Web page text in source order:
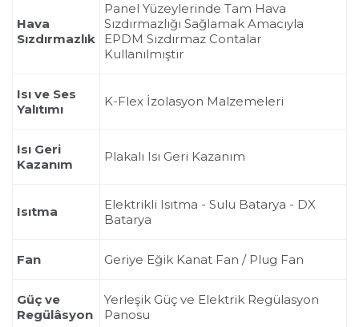
Hava
Sızdırmazlık
Panel Yüzeylerinde Tam Hava
Sızdırmazlığı Sağlamak Amacıyla
EPDM Sızdırmaz Contalar
Kullanılmıştır
Isı ve Ses
Yalıtımı
K-Flex İzolasyon Malzemeleri
Isı Geri
Kazanım
Plakalı Isı Geri Kazanım
Isıtma
Elektrikli Isıtma - Sulu Batarya - DX
Batarya
Fan Geriye Eğik Kanat Fan / Plug Fan
Güç ve
Regülâsyon
Yerleşik Güç ve Elektrik Regülasyon
Panosu